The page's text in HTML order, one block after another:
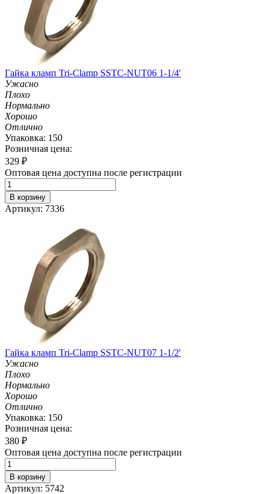
Гайка кламп Tri-Clamp SSTC-NUT06 1-1/4'
Ужасно
Плохо
Нормально
Хорошо
Отлично
Упаковка: 150
Розничная цена:
329 ₽
Оптовая цена доступна после регистрации
В корзину
Артикул: 7336
Гайка кламп Tri-Clamp SSTC-NUT07 1-1/2'
Ужасно
Плохо
Нормально
Хорошо
Отлично
Упаковка: 150
Розничная цена:
380 ₽
Оптовая цена доступна после регистрации
В корзину
Артикул: 5742